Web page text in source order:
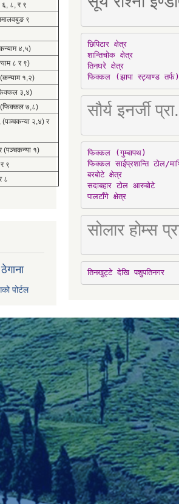
६, ८, र ९
९
४,५)
८ र ९)
१,२)
३,४)
७,८)
२,४) र
(पञ्चकन्या १)
९
८
पोर्टल
छिपिटार क्षेत्र
शान्तिचोक क्षेत्र
तिनघरे क्षेत्र
फिक्कल (झापा स्ट्याण्ड तर्फ)
सौर्य इनर्जी
फिक्कल (गुम्बापथ)
फिक्कल साईप्रशान्ति टोल/
बरबोटे क्षेत्र
सदाबहार टोल आरुबोटे
पालटाँगे क्षेत्र
सोलार होम्स
तिनखुट्टे देखि पशुपतिनगर